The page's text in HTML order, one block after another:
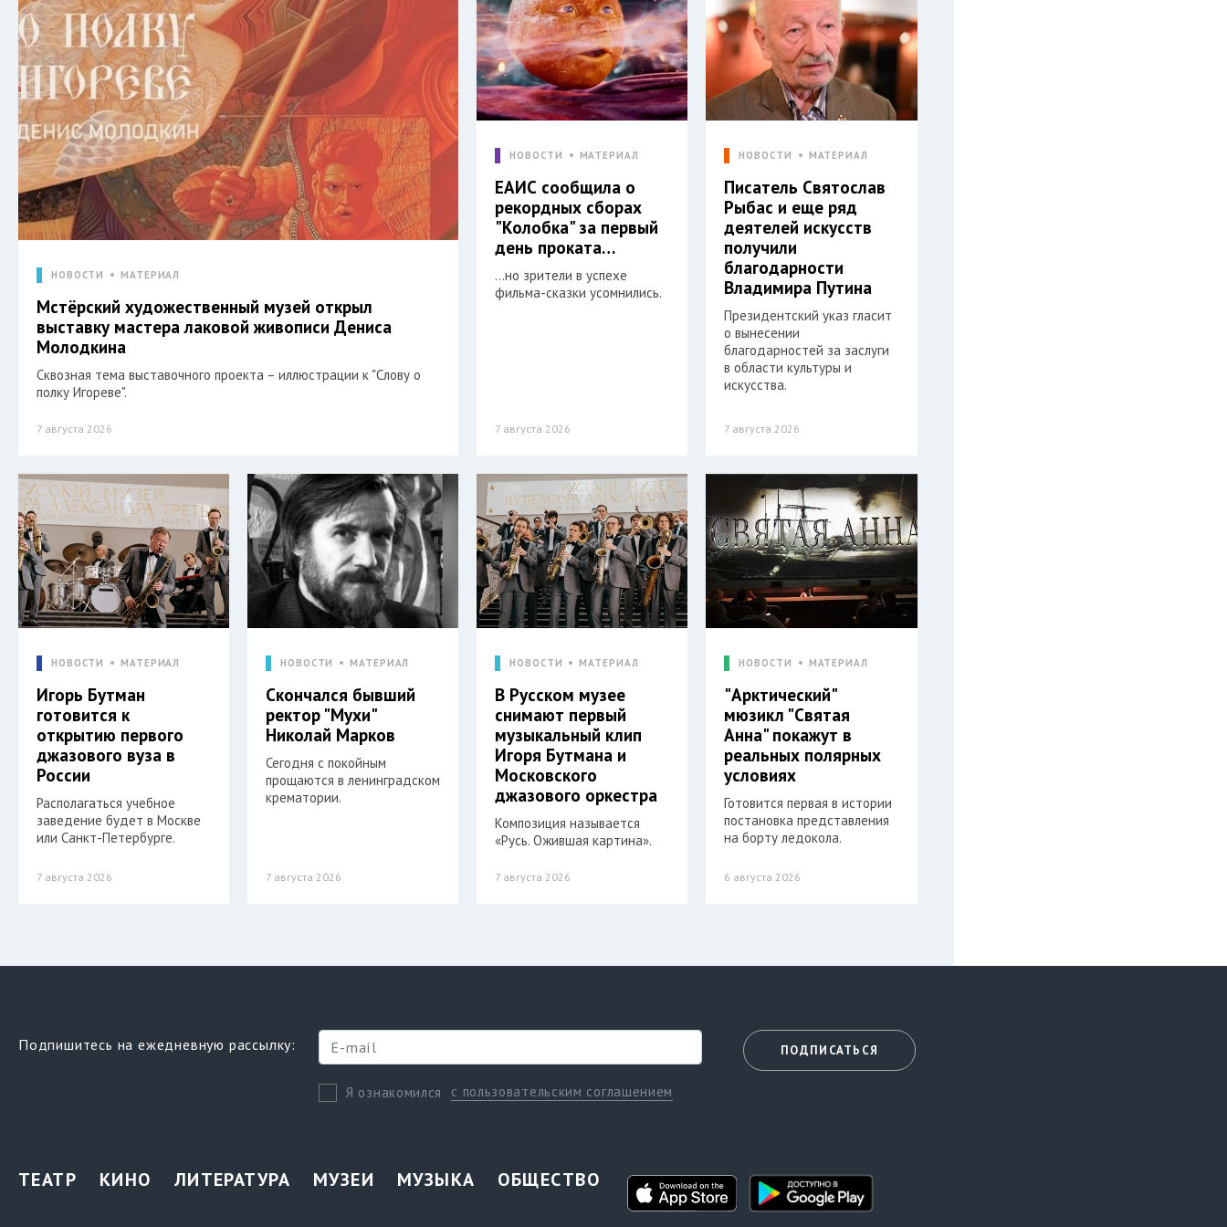
НОВОСТИ МАТЕРИАЛ
Мстёрский художественный музей открыл
выставку мастера лаковой живописи Дениса
Молодкина
Сквозная тема выставочного проекта – иллюстрации к "Слову о
полку Игореве".
7 августа 2026
НОВОСТИ МАТЕРИАЛ
ЕАИС сообщила о
рекордных сборах
"Колобка" за первый
день проката…
…но зрители в успехе
фильма-сказки усомнились.
7 августа 2026
НОВОСТИ МАТЕРИАЛ
Писатель Святослав
Рыбас и еще ряд
деятелей искусств
получили
благодарности
Владимира Путина
Президентский указ гласит
о вынесении
благодарностей за заслуги
в области культуры и
искусства.
7 августа 2026
НОВОСТИ МАТЕРИАЛ
Игорь Бутман
готовится к
открытию первого
джазового вуза в
России
Располагаться учебное
заведение будет в Москве
или Санкт-Петербурге.
7 августа 2026
НОВОСТИ МАТЕРИАЛ
Скончался бывший
ректор "Мухи"
Николай Марков
Сегодня с покойным
прощаются в ленинградском
крематории.
7 августа 2026
НОВОСТИ МАТЕРИАЛ
В Русском музее
снимают первый
музыкальный клип
Игоря Бутмана и
Московского
джазового оркестра
Композиция называется
«Русь. Ожившая картина».
7 августа 2026
НОВОСТИ МАТЕРИАЛ
"Арктический"
мюзикл "Святая
Анна" покажут в
реальных полярных
условиях
Готовится первая в истории
постановка представления
на борту ледокола.
6 августа 2026
Подпишитесь на ежедневную рассылку:
Я ознакомился с пользовательским соглашением
ПОДПИСАТЬСЯ
ТЕАТР КИНО ЛИТЕРАТУРА МУЗЕИ МУЗЫКА ОБЩЕСТВО